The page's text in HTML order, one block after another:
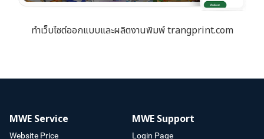
ทำเว็บไซต์ออกแบบและผลิตงานพิมพ์ trangprint.com
MWE Service
Website Price
MWE Support
Login Page